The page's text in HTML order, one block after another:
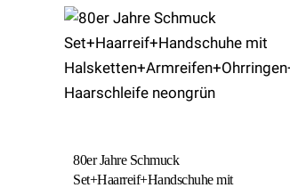
80er Jahre Schmuck
Set+Haarreif+Handschuhe mit